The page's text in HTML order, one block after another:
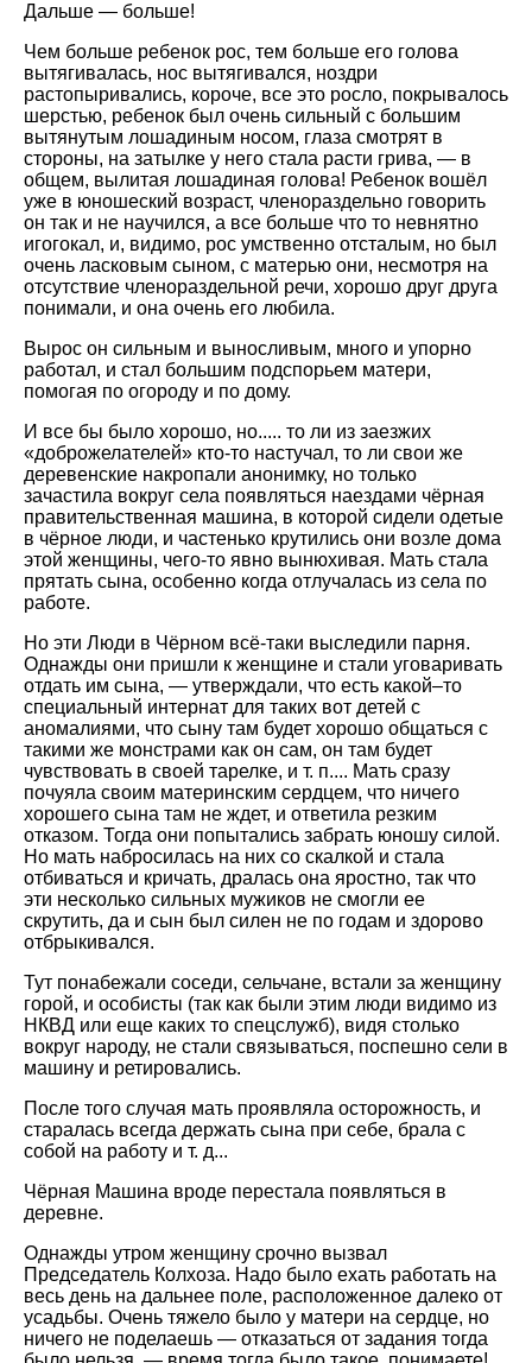
Дальше — больше!
Чем больше ребенок рос, тем больше его голова
вытягивалась, нос вытягивался, ноздри
растопыривались, короче, все это росло, покрывалось
шерстью, ребенок был очень сильный с большим
вытянутым лошадиным носом, глаза смотрят в
стороны, на затылке у него стала расти грива, — в
общем, вылитая лошадиная голова! Ребенок вошёл
уже в юношеский возраст, членораздельно говорить
он так и не научился, а все больше что то невнятно
игогокал, и, видимо, рос умственно отсталым, но был
очень ласковым сыном, с матерью они, несмотря на
отсутствие членораздельной речи, хорошо друг друга
понимали, и она очень его любила.
Вырос он сильным и выносливым, много и упорно
работал, и стал большим подспорьем матери,
помогая по огороду и по дому.
И все бы было хорошо, но..... то ли из заезжих
«доброжелателей» кто-то настучал, то ли свои же
деревенские накропали анонимку, но только
зачастила вокруг села появляться наездами чёрная
правительственная машина, в которой сидели одетые
в чёрное люди, и частенько крутились они возле дома
этой женщины, чего-то явно вынюхивая. Мать стала
прятать сына, особенно когда отлучалась из села по
работе.
Но эти Люди в Чёрном всё-таки выследили парня.
Однажды они пришли к женщине и стали уговаривать
отдать им сына, — утверждали, что есть какой–то
специальный интернат для таких вот детей с
аномалиями, что сыну там будет хорошо общаться с
такими же монстрами как он сам, он там будет
чувствовать в своей тарелке, и т. п.... Мать сразу
почуяла своим материнским сердцем, что ничего
хорошего сына там не ждет, и ответила резким
отказом. Тогда они попытались забрать юношу силой.
Но мать набросилась на них со скалкой и стала
отбиваться и кричать, дралась она яростно, так что
эти несколько сильных мужиков не смогли ее
скрутить, да и сын был силен не по годам и здорово
отбрыкивался.
Тут понабежали соседи, сельчане, встали за женщину
горой, и особисты (так как были этим люди видимо из
НКВД или еще каких то спецслужб), видя столько
вокруг народу, не стали связываться, поспешно сели в
машину и ретировались.
После того случая мать проявляла осторожность, и
старалась всегда держать сына при себе, брала с
собой на работу и т. д...
Чёрная Машина вроде перестала появляться в
деревне.
Однажды утром женщину срочно вызвал
Председатель Колхоза. Надо было ехать работать на
весь день на дальнее поле, расположенное далеко от
усадьбы. Очень тяжело было у матери на сердце, но
ничего не поделаешь — отказаться от задания тогда